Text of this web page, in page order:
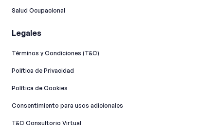
Salud Ocupacional
Legales
Términos y Condiciones (T&C)
Política de Privacidad
Política de Cookies
Consentimiento para usos adicionales
T&C Consultorio Virtual